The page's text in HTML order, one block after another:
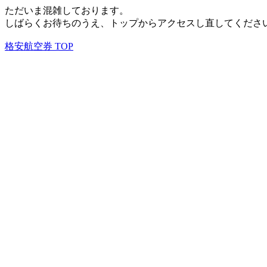
ただいま混雑しております。
しばらくお待ちのうえ、トップからアクセスし直してくださ
格安航空券 TOP